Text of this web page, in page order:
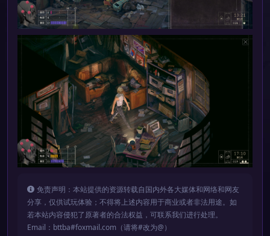
免责声明：本站提供的资源转载自国内外各大媒体和网络和网友
分享，仅供试玩体验；不得将上述内容用于商业或者非法用途。如
若本站内容侵犯了原著者的合法权益，可联系我们进行处理。
Email：bttba#foxmail.com（请将#改为@）